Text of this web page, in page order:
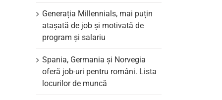
Generația Millennials, mai puțin
atașată de job și motivată de
program și salariu
Spania, Germania și Norvegia
oferă job-uri pentru români. Lista
locurilor de muncă